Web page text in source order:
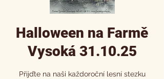
Halloween na Farmě
Vysoká 31.10.25
Přijďte na naši každoroční lesní stezku